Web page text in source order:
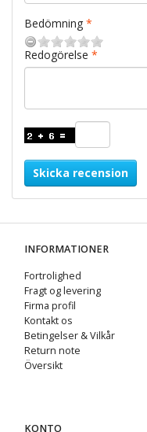
Bedömning
Redogörelse
Skicka recension
INFORMATIONER
Fortrolighed
Fragt og levering
Firma profil
Kontakt os
Betingelser & Vilkår
Return note
Översikt
KONTO